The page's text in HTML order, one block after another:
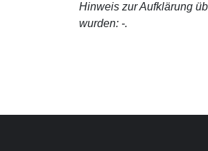
Hinweis zur Aufklärung
wurden: -.